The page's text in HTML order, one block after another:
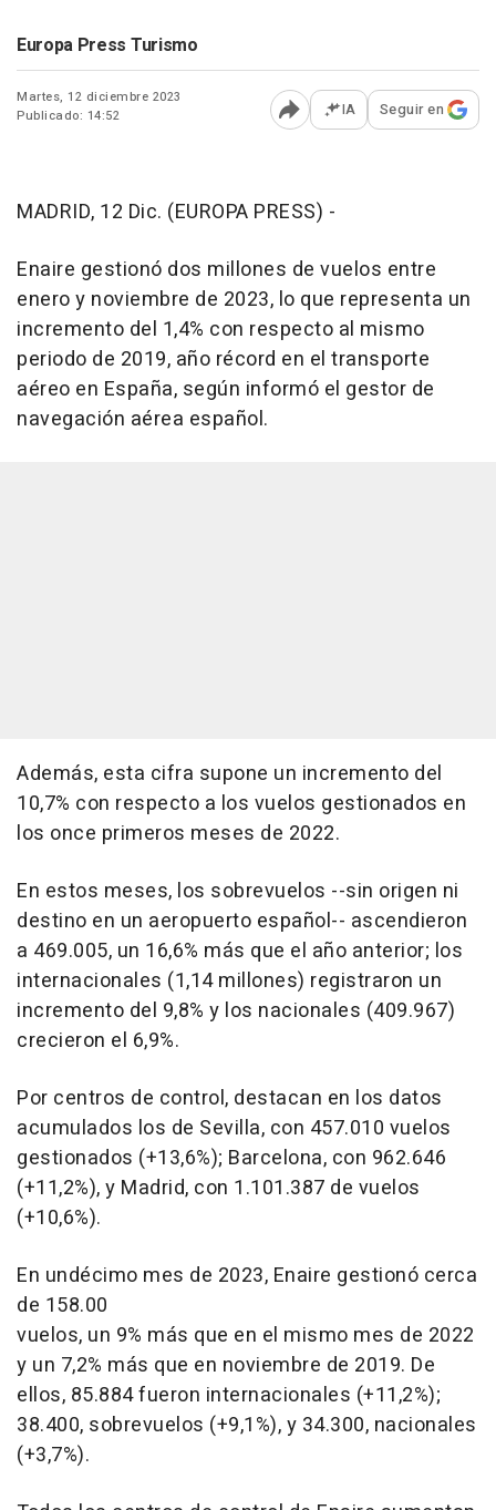
Europa Press Turismo
Martes, 12 diciembre 2023
Publicado: 14:52
Abrir opciones para
IA Seguir en
MADRID, 12 Dic. (EUROPA PRESS) -
Enaire gestionó dos millones de vuelos entre
enero y noviembre de 2023, lo que representa un
incremento del 1,4% con respecto al mismo
periodo de 2019, año récord en el transporte
aéreo en España, según informó el gestor de
navegación aérea español.
Además, esta cifra supone un incremento del
10,7% con respecto a los vuelos gestionados en
los once primeros meses de 2022.
En estos meses, los sobrevuelos --sin origen ni
destino en un aeropuerto español-- ascendieron
a 469.005, un 16,6% más que el año anterior; los
internacionales (1,14 millones) registraron un
incremento del 9,8% y los nacionales (409.967)
crecieron el 6,9%.
Por centros de control, destacan en los datos
acumulados los de Sevilla, con 457.010 vuelos
gestionados (+13,6%); Barcelona, con 962.646
(+11,2%), y Madrid, con 1.101.387 de vuelos
(+10,6%).
En undécimo mes de 2023, Enaire gestionó cerca
de 158.00
vuelos, un 9% más que en el mismo mes de 2022
y un 7,2% más que en noviembre de 2019. De
ellos, 85.884 fueron internacionales (+11,2%);
38.400, sobrevuelos (+9,1%), y 34.300, nacionales
(+3,7%).